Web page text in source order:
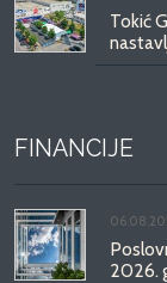
Tokić
FINANCIJE
2026.